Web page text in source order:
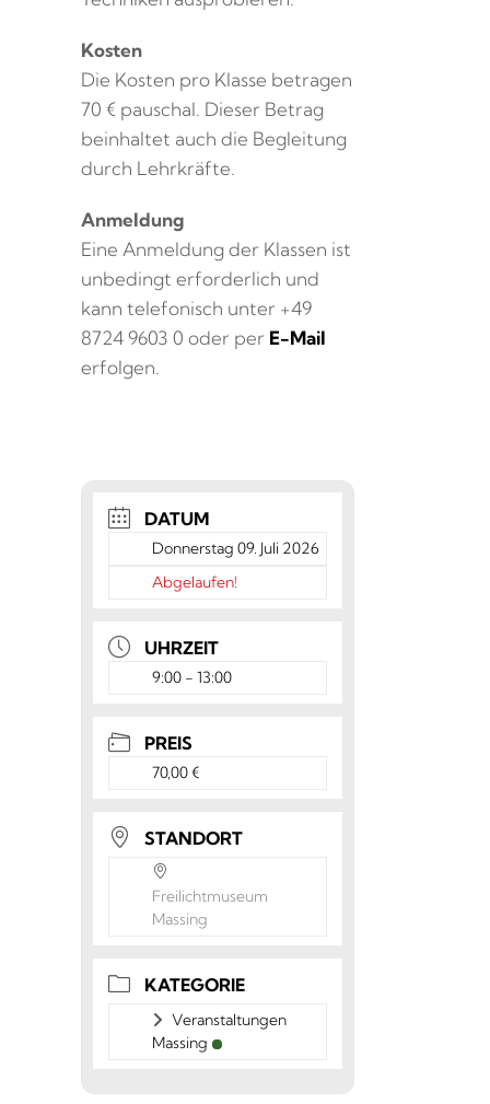
Kosten
Die Kosten pro Klasse betragen
70 € pauschal. Dieser Betrag
beinhaltet auch die Begleitung
durch Lehrkräfte.
Anmeldung
Eine Anmeldung der Klassen ist
unbedingt erforderlich und
kann telefonisch unter +49
8724 9603 0 oder per E-Mail
erfolgen.
DATUM
Donnerstag 09. Juli 2026
Abgelaufen!
UHRZEIT
9:00 - 13:00
PREIS
70,00 €
STANDORT
Freilichtmuseum
Massing
KATEGORIE
Veranstaltungen
Massing